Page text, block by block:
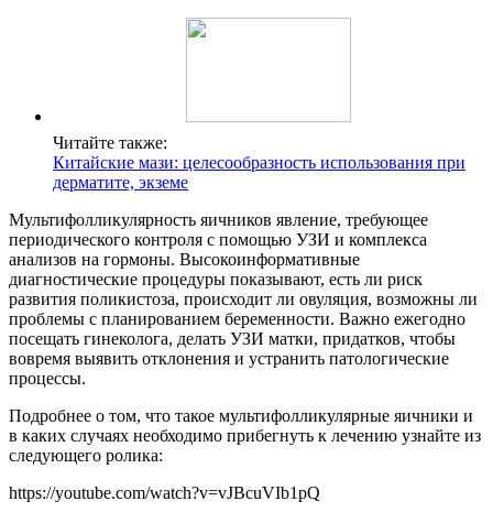
Читайте также:
Китайские мази: целесообразность использования при
дерматите, экземе
Мультифолликулярность яичников явление, требующее
периодического контроля с помощью УЗИ и комплекса
анализов на гормоны. Высокоинформативные
диагностические процедуры показывают, есть ли риск
развития поликистоза, происходит ли овуляция, возможны ли
проблемы с планированием беременности. Важно ежегодно
посещать гинеколога, делать УЗИ матки, придатков, чтобы
вовремя выявить отклонения и устранить патологические
процессы.
Подробнее о том, что такое мультифолликулярные яичники и
в каких случаях необходимо прибегнуть к лечению узнайте из
следующего ролика:
https://youtube.com/watch?v=vJBcuVIb1pQ